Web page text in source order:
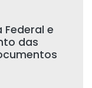
Federal e
das